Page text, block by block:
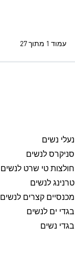
עמוד 1 מתוך 27
נעלי נשים
סניקרס לנשים
חולצות טי שרט לנשים
טרנינג לנשים
מכנסיים קצרים לנשים
בגדי ים לנשים
בגדי נשים